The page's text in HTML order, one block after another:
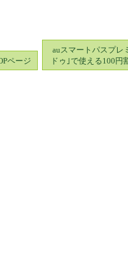
ページ
auスマートパスプ
ドゥ｣で使える100円